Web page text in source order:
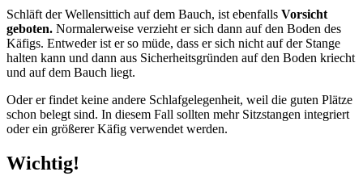
Schläft der Wellensittich auf dem Bauch, ist ebenfalls Vorsicht
geboten. Normalerweise verzieht er sich dann auf den Boden des
Käfigs. Entweder ist er so müde, dass er sich nicht auf der Stange
halten kann und dann aus Sicherheitsgründen auf den Boden kriecht
und auf dem Bauch liegt.
Oder er findet keine andere Schlafgelegenheit, weil die guten Plätze
schon belegt sind. In diesem Fall sollten mehr Sitzstangen integriert
oder ein größerer Käfig verwendet werden.
Wichtig!